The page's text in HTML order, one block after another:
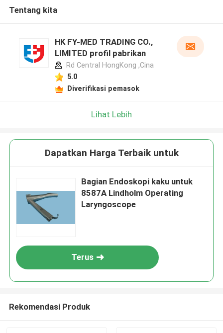
Tentang kita
HK FY-MED TRADING CO.,
LIMITED profil pabrikan
Rd Central HongKong ,Cina
5.0
Diverifikasi pemasok
Lihat Lebih
Dapatkan Harga Terbaik untuk
Bagian Endoskopi kaku untuk
8587A Lindholm Operating
Laryngoscope
Terus
Rekomendasi Produk